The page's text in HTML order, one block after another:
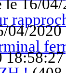
le 16/
04/2020
18:58:27